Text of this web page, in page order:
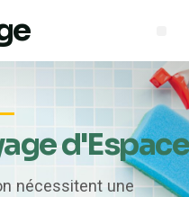
nécessitent une